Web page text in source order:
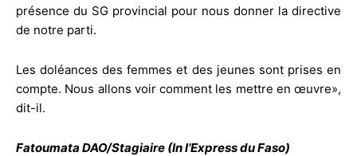
présence du SG provincial pour nous donner la directive
de notre parti.
Les doléances des femmes et des jeunes sont prises en
compte. Nous allons voir comment les mettre en œuvre»,
dit-il.
Fatoumata DAO/Stagiaire (In l’Express du Faso)